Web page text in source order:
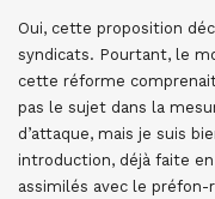
Oui, cette proposition
syndicats. Pourtant, le
cette réforme
pas le sujet dans la
d’attaque, mais je suis
introduction, déjà faite
assimilés avec le préfon-